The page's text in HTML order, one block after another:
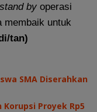
stand by operasi
membaik untuk
tan)
SMA Diserahkan
Proyek Rp5